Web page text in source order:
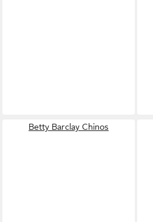
Betty Barclay Chinos